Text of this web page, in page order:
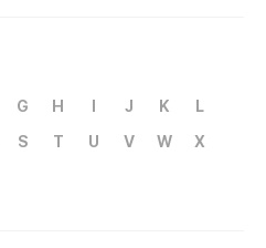
G H I J K
L
S T U V W
X